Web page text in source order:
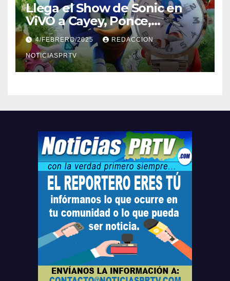
Llega el Show de Sonic en
ViVO a Cayey, Ponce,
Barceloneta y Humacao,
Relojes gratis para el que
compre ahora….
4/FEBRERO/2025 REDACCION
NOTICIASPRTV